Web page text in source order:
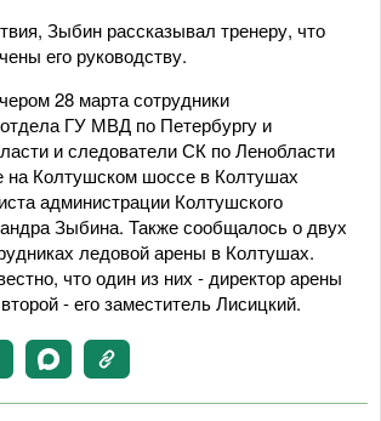
Зыбин рассказывал тренеру, что
его руководству.
28 марта сотрудники
отдела ГУ МВД по Петербургу и
и следователи СК по Ленобласти
на Колтушском шоссе в Колтушах
администрации Колтушского
Зыбина. Также сообщалось о двух
ледовой арены в Колтушах.
что один из них - директор арены
- его заместитель Лисицкий.